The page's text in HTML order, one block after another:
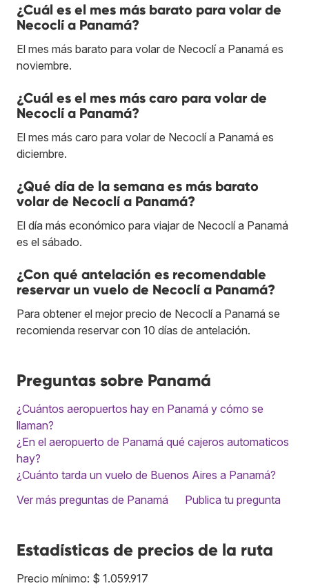
¿Cuál es el mes más barato para volar de
Necoclí a Panamá?
El mes más barato para volar de Necoclí a Panamá es
noviembre.
¿Cuál es el mes más caro para volar de
Necoclí a Panamá?
El mes más caro para volar de Necoclí a Panamá es
diciembre.
¿Qué día de la semana es más barato
volar de Necoclí a Panamá?
El día más económico para viajar de Necoclí a Panamá
es el sábado.
¿Con qué antelación es recomendable
reservar un vuelo de Necoclí a Panamá?
Para obtener el mejor precio de Necoclí a Panamá se
recomienda reservar con 10 días de antelación.
Preguntas sobre Panamá
¿Cuántos aeropuertos hay en Panamá y cómo se
llaman?
¿En el aeropuerto de Panamá qué cajeros automaticos
hay?
¿Cuánto tarda un vuelo de Buenos Aires a Panamá?
Ver más preguntas de Panamá
Publica tu pregunta
Estadísticas de precios de la ruta
Precio mínimo: $ 1.059.917